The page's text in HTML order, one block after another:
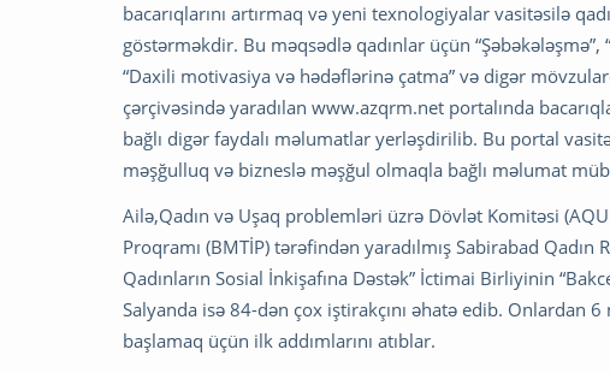
bacarıqlarını artırmaq və yeni texnologiyalar vasitəsilə
göstərməkdir. Bu məqsədlə qadınlar üçün “Şəbəkələşmə”,
“Daxili motivasiya və hədəflərinə çatma” və digər
çərçivəsində yaradılan www.azqrm.net portalında
bağlı digər faydalı məlumatlar yerləşdirilib. Bu portal
məşğulluq və bizneslə məşğul olmaqla bağlı məlumat
Ailə,Qadın və Uşaq problemləri üzrə Dövlət Komitəsi
Proqramı (BMTİP) tərəfindən yaradılmış Sabirabad
Qadınların Sosial İnkişafına Dəstək” İctimai Birliyinin
Salyanda isə 84-dən çox iştirakçını əhatə edib. Onlardan
başlamaq üçün ilk addımlarını atıblar.